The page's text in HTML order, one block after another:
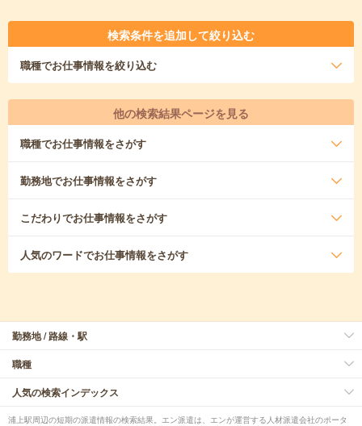
検索条件を追加して絞り込む
職種でお仕事情報を絞り込む
他の検索結果ページを見る
職種でお仕事情報をさがす
勤務地でお仕事情報をさがす
こだわりでお仕事情報をさがす
人気のワードでお仕事情報をさがす
勤務地 / 路線・駅
職種
人気の検索インデックス
浦上駅周辺の短期の派遣情報の検索結果。エン派遣は、エンが運営する人材派遣会社のポータ